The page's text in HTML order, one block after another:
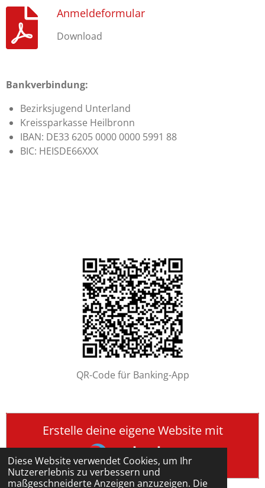
Diese Website verwendet Cookies, um Ihr
Nutzererlebnis zu verbessern und
maßgeschneiderte Anzeigen anzuzeigen. Die
Anmeldeformular
Download
Bankverbindung:
Bezirksjugend Unterland
Kreissparkasse Heilbronn
IBAN: DE33 6205 0000 0000 5991 88
BIC: HEISDE66XXX
QR-Code für Banking-App
Erstelle deine eigene Website mit
Webador